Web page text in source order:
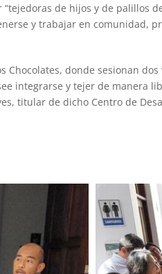
de hijos y de palillos
y trabajar en comunidad,
Chocolates, donde sesionan dos
integrarse y tejer de manera
titular de dicho Centro de